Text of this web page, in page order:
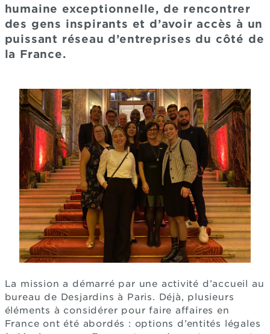
humaine exceptionnelle, de rencontrer
des gens inspirants et d’avoir accès à un
puissant réseau d’entreprises du côté de
la France.
La mission a démarré par une activité d’accueil au
bureau de Desjardins à Paris. Déjà, plusieurs
éléments à considérer pour faire affaires en
France ont été abordés : options d’entités légales